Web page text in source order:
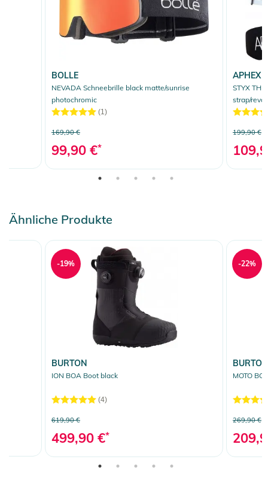
BOLLE
NEVADA Schneebrille black matte/sunrise
photochromic
(1)
169,90 €
99,90 €*
APHEX
STYX
strap/revo
199,90 €
Ähnliche Produkte
BURTON
ION BOA Boot black
(4)
619,90 €
499,90 €*
-19%
BURTON
MOTO
269,90 €
-22%